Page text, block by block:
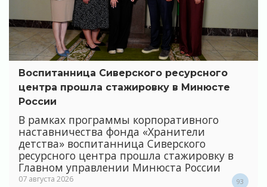
Воспитанница Сиверского ресурсного
центра прошла стажировку в Минюсте
России
В рамках программы корпоративного
наставничества фонда «Хранители
детства» воспитанница Сиверского
ресурсного центра прошла стажировку в
Главном управлении Минюста России
07 августа 2026 93